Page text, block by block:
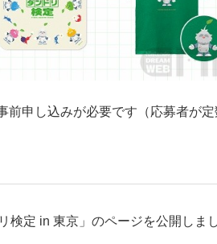
前申し込みが必要です（応募者が
検定 in 東京」のページを公開しまし